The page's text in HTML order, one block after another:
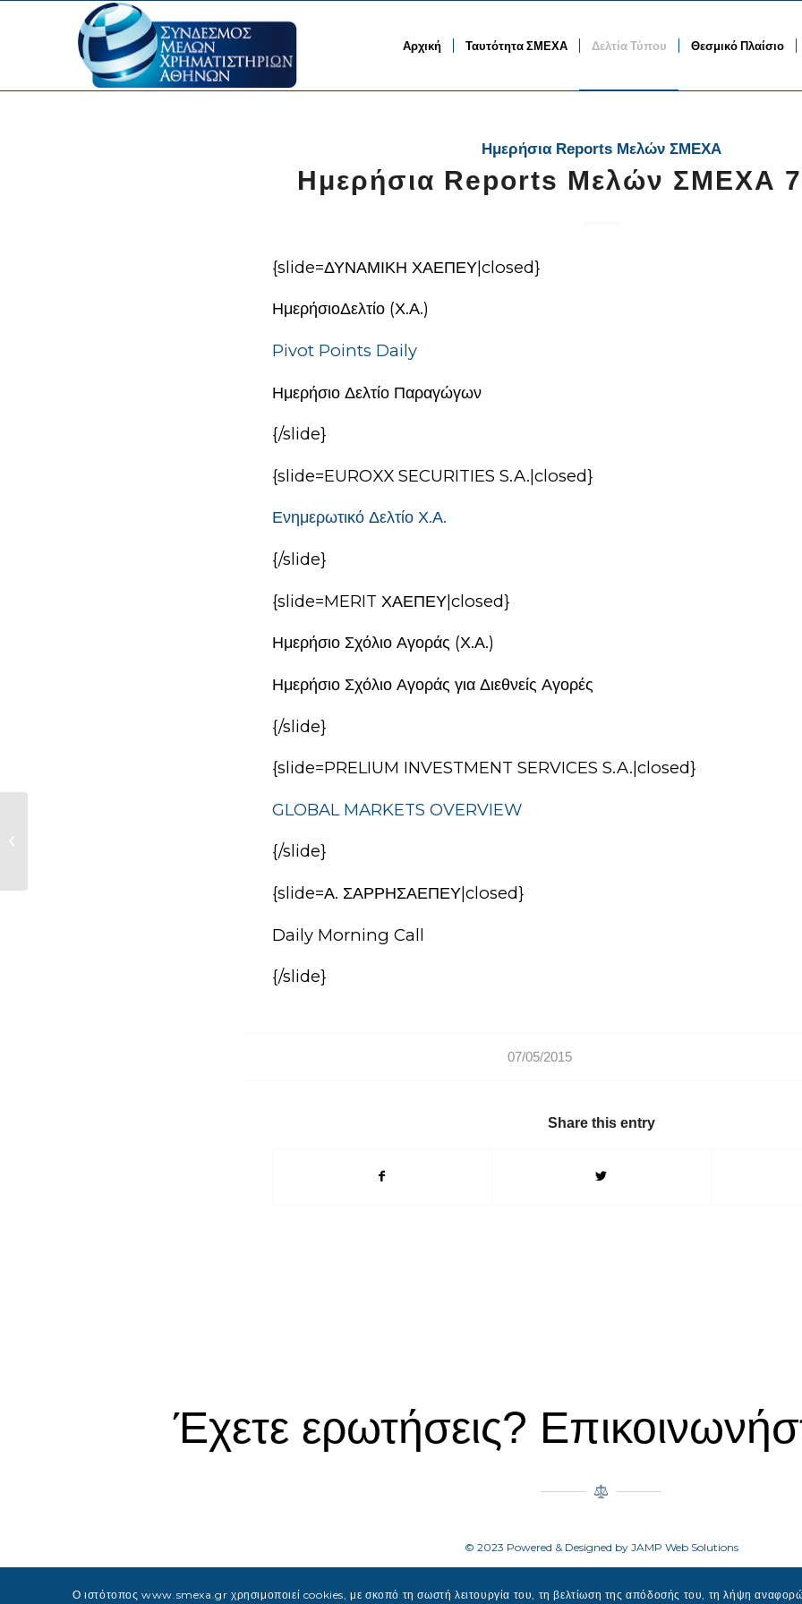
Αρχική Ταυτότητα ΣΜΕΧΑ Δελτία Τύπου Θεσμικό Πλαίσιο
Ημερήσια Reports Μελών ΣΜΕΧΑ
Ημερήσια Reports Μελών ΣΜΕΧΑ
{slide=ΔΥΝΑΜΙΚΗ ΧΑΕΠΕΥ|closed}
ΗμερήσιοΔελτίο (Χ.Α.)
Pivot Points Daily
Ημερήσιο Δελτίο Παραγώγων
{/slide}
{slide=EUROXX SECURITIES S.A.|closed}
Ενημερωτικό Δελτίο Χ.Α.
{/slide}
{slide=MERIT ΧΑΕΠΕΥ|closed}
Ημερήσιο Σχόλιο Αγοράς (Χ.Α.)
Ημερήσιο Σχόλιο Αγοράς για Διεθνείς Αγορές
{/slide}
{slide=PRELIUM INVESTMENT SERVICES S.A.|closed}
GLOBAL MARKETS OVERVIEW
{/slide}
{slide=Α. ΣΑΡΡΗΣΑΕΠΕΥ|closed}
Daily Morning Call
{/slide}
07/05/2015
Share this entry
Έχετε ερωτήσεις?
© 2023 Powered & Designed by JAMP Web Solutions
Ο ιστότοπος www.smexa.gr χρησιμοποιεί cookies, με σκοπό τη σωστή λειτουργία του, τη βελτίωση της απόδοσής του, τη λήψη